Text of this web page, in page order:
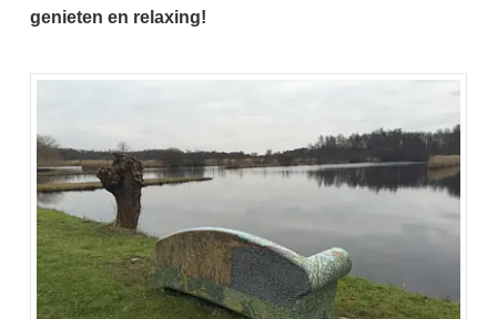
genieten en relaxing!